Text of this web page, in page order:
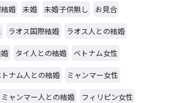
婚 未婚 未婚子供無し お見合
ラオス国際結婚 ラオス人との結婚
タイ人との結婚 ベトナム女性
トナム人との結婚 ミャンマー女性
ミャンマー人との結婚 フィリピン女性